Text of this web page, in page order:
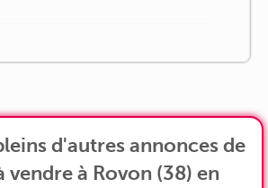
d'autres annonces de
vendre à Rovon (38) en